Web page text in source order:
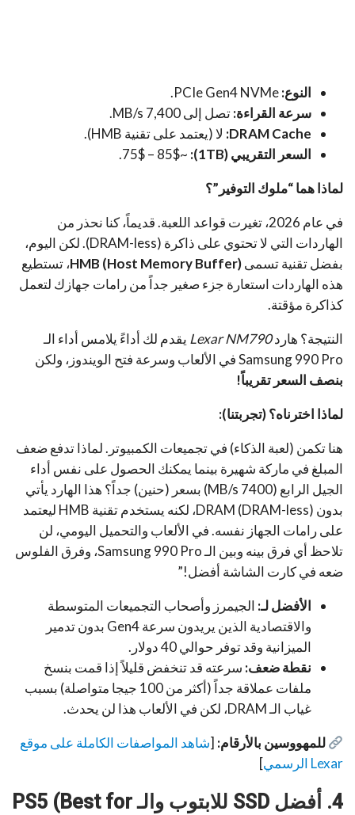
النوع:
سرعة القراءة:تصل إلى 7,400 MB/s.
DRAM Cache: لا (يعتمد على تقنية HMB).
السعر التقريبي (1TB):
~75$ – 85$.
لماذا هما “ملوك التوفير”؟
في عام 2026، تغيرت قواعد اللعبة. قديماً، كنا نحذر من
الهاردات التي لا تحتوي على ذاكرة (DRAM-less). لكن اليوم،
بفضل تقنية تسمىHMB (Host Memory Buffer)، تستطيع
هذه الهاردات استعارة جزء صغير جداً من رامات جهازك لتعمل
كذاكرة مؤقتة.
النتيجة؟ هاردLexar NM790 يقدم لك أداءً يلامس أداء الـ
Samsung 990 Pro في الألعاب وسرعة فتح الويندوز، ولكن
بنصف السعر تقريباً!
لماذا اخترناه؟ (تجربتنا):
هنا تكمن (لعبة الذكاء) في تجميعات الكمبيوتر. لماذا تدفع ضعف
المبلغ في ماركة شهيرة بينما يمكنك الحصول على نفس أداء
الجيل الرابع (7400 MB/s) بسعر (حنين) جداً؟ هذا الهارد يأتي
بدون DRAM (DRAM-less)، لكنه يستخدم تقنية HMB ليعتمد
على رامات الجهاز نفسه. في الألعاب والتحميل اليومي، لن
تلاحظ أي فرق بينه وبين الـ Samsung 990 Pro، وفرق الفلوس
ضعه في كارت الشاشة أفضل!”
الأفضل لـ: الجيمرز وأصحاب التجميعات المتوسطة
والاقتصادية الذين يريدون سرعة Gen4 بدون تدمير
الميزانية وقد توفر حوالي 40 دولار.
نقطة ضعف: سرعته قد تنخفض قليلاً إذا قمت بنسخ
ملفات عملاقة جداً (أكثر من 100 جيجا متواصلة) بسبب
غياب الـ DRAM، لكن في الألعاب هذا لن يحدث.
للمهووسين بالأرقام: [شاهد المواصفات الكاملة على موقع
Lexar الرسمي
]
4. أفضل SSD للابتوب والـ PS5 (Best for